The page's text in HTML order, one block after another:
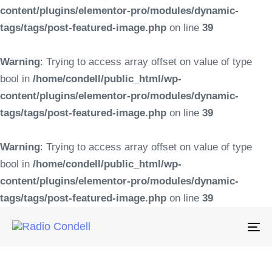
content/plugins/elementor-pro/modules/dynamic-
tags/tags/post-featured-image.php on line 39
Warning: Trying to access array offset on value of type
bool in /home/condell/public_html/wp-
content/plugins/elementor-pro/modules/dynamic-
tags/tags/post-featured-image.php on line 39
Warning: Trying to access array offset on value of type
bool in /home/condell/public_html/wp-
content/plugins/elementor-pro/modules/dynamic-
tags/tags/post-featured-image.php on line 39